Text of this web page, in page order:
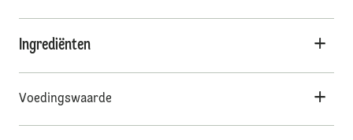
Ingrediënten
Voedingswaarde